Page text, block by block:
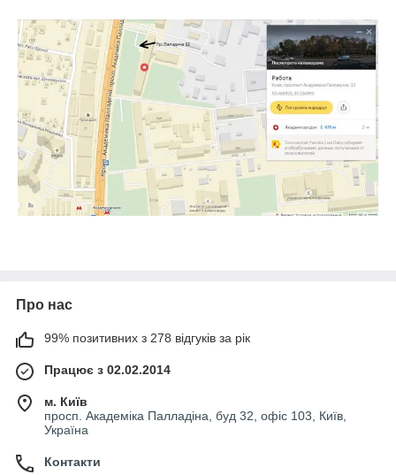
Про нас
99% позитивних з 278 відгуків за рік
Працює з 02.02.2014
м. Київ
просп. Академіка Палладіна, буд 32, офіс 103, Київ,
Україна
Контакти